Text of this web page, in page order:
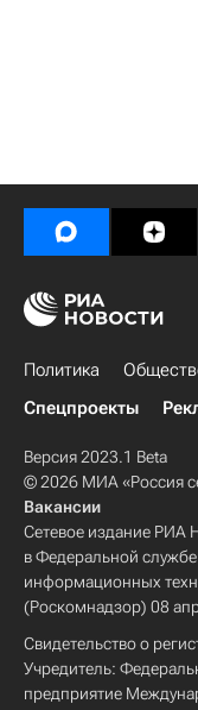
Политика
Спецпроекты
Версия 2023.1 Beta
© 2026 МИА «Россия
Вакансии
Сетевое издание РИА
в Федеральной
информационных
(Роскомнадзор) 08
Свидетельство о
Учредитель:
предприятие